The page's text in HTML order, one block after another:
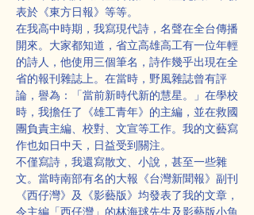
表於《東方日報》等等。
在我高中時期，我寫現代詩，名聲在全台傳播
開來。大家都知道，省立高雄高工有一位年輕
的詩人，他使用三個筆名，詩作幾乎出現在全
省的報刊雜誌上。在當時，野風雜誌曾有評
論，譽為：「當前新時代新的慧星。」在學校
時，我擔任了《雄工青年》的主編，並在救國
團負責主編、校對、文宣等工作。我的文藝寫
作也如日中天，日益受到關注。
不僅寫詩，我還寫散文、小說，甚至一些雜
文。當時南部有名的大報《台灣新聞報》副刊
《西仔灣》及《影藝版》均發表了我的文章，
令主編「西仔灣」的林海球先生及影藝版小魚